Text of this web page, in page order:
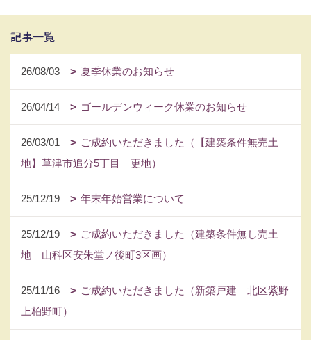
記事一覧
26/08/03 夏季休業のお知らせ
26/04/14 ゴールデンウィーク休業のお知らせ
26/03/01
ご成約いただきました（【建築条件無売土
地】草津市追分5丁目 更地）
25/12/19 年末年始営業について
25/12/19
ご成約いただきました（建築条件無し売土
地 山科区安朱堂ノ後町3区画）
25/11/16
ご成約いただきました（新築戸建 北区紫野
上柏野町）